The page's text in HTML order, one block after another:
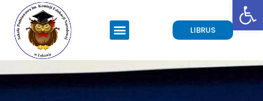
LIBRUS